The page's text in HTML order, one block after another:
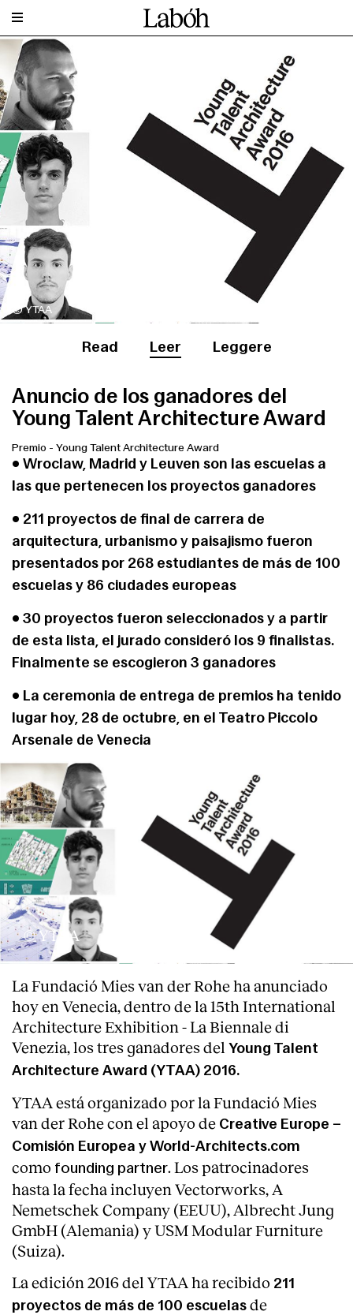
© YTAA
Read Leer Leggere
Anuncio de los ganadores del
Young Talent Architecture Award
Premio - Young Talent Architecture Award
• Wroclaw, Madrid y Leuven son las escuelas a
las que pertenecen los proyectos ganadores
• 211 proyectos de final de carrera de
arquitectura, urbanismo y paisajismo fueron
presentados por 268 estudiantes de más de 100
escuelas y 86 ciudades europeas
• 30 proyectos fueron seleccionados y a partir
de esta lista, el jurado consideró los 9 finalistas.
Finalmente se escogieron 3 ganadores
• La ceremonia de entrega de premios ha tenido
lugar hoy, 28 de octubre, en el Teatro Piccolo
Arsenale de Venecia
© YTAA
La Fundació Mies van der Rohe ha anunciado
hoy en Venecia, dentro de la 15th International
Architecture Exhibition - La Biennale di
Venezia, los tres ganadores del Young Talent
Architecture Award (YTAA) 2016.
YTAA está organizado por la Fundació Mies
van der Rohe con el apoyo de Creative Europe –
Comisión Europea y World-Architects.com
como founding partner. Los patrocinadores
hasta la fecha incluyen Vectorworks, A
Nemetschek Company (EEUU), Albrecht Jung
GmbH (Alemania) y USM Modular Furniture
(Suiza).
La edición 2016 del YTAA ha recibido 211
proyectos de más de 100 escuelas de